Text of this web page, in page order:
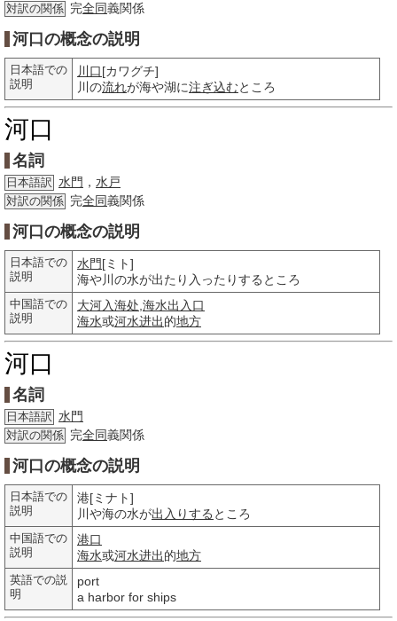
対訳の関係 完全同義関係
河口の概念の説明
日本語での
説明
川口[カワグチ]
川の流れが海や湖に注ぎ込むところ
河口
名詞
日本語訳 水門 ， 水戸
対訳の関係 完全同義関係
河口の概念の説明
日本語での
説明
水門[ミト]
海や川の水が出たり入ったりするところ
中国語での
説明
大河入海处 海水出入口
海水或河水进出的地方
河口
名詞
日本語訳 水門
対訳の関係 完全同義関係
河口の概念の説明
日本語での
説明
港[ミナト]
川や海の水が出入りする ところ
中国語での
説明
港口
海水或河水进出的地方
英語での説
明
port
a harbor for ships